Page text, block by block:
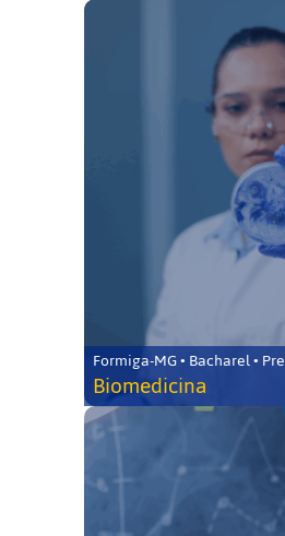
Formiga-MG • Bacharel •
Biomedicina